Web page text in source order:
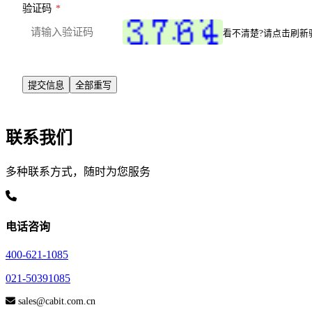
验证码 *
看不清楚?请点击刷新
联系我们
多种联系方式，随时为您服务
电话咨询
400-621-1085
021-50391085
sales@cabit.com.cn